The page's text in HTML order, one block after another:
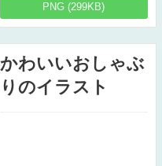
PNG (299KB)
かわいいおしゃぶ
りのイラスト